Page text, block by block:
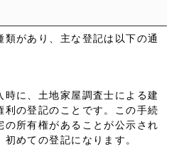
があり、主な登記は以下の通
時に、土地家屋調査士による建
の登記のことです。この手続
の所有権があることが公示され
初めての登記になります。